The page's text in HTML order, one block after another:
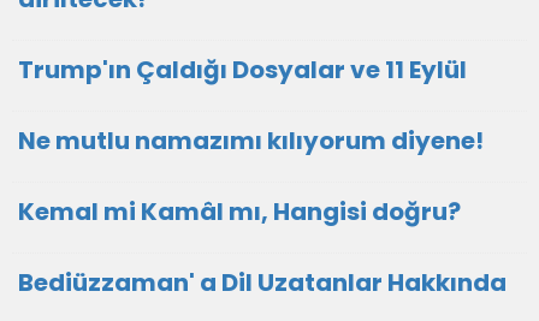
Trump'ın Çaldığı Dosyalar ve 11 Eylül
Ne mutlu namazımı kılıyorum diyene!
Kemal mi Kamâl mı, Hangisi doğru?
Bediüzzaman' a Dil Uzatanlar Hakkında